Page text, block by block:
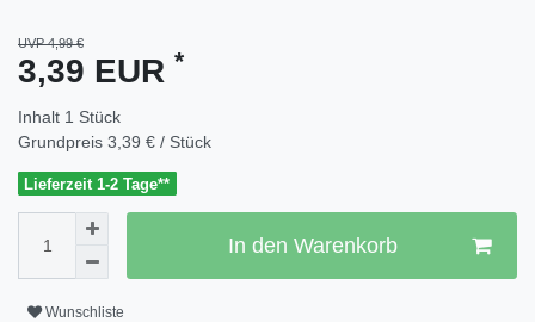
UVP 4,99 €
3,39 EUR *
Inhalt 1 Stück
Grundpreis 3,39 € / Stück
Lieferzeit 1-2 Tage**
In den Warenkorb
Wunschliste